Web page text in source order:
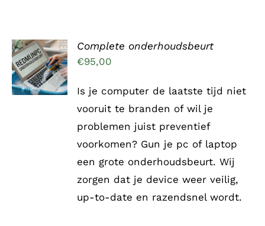
TOEVOEGEN
AAN
WINKELWAGEN
/
DETAILS
Complete onderhoudsbeurt
€95,00
Is je computer de laatste tijd niet
vooruit te branden of wil je
problemen juist preventief
voorkomen? Gun je pc of laptop
een grote onderhoudsbeurt. Wij
zorgen dat je device weer veilig,
up-to-date en razendsnel wordt.